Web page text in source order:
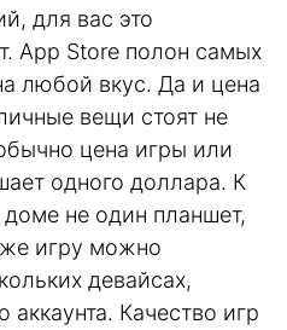
для вас это
App Store полон самых
любой вкус. Да и цена
вещи стоят не
цена игры или
одного доллара. К
не один планшет,
же игру можно
девайсах,
аккаунта. Качество игр